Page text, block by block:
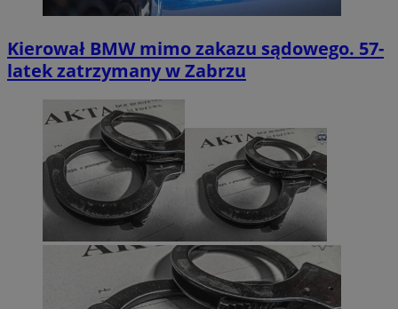
Kierował BMW mimo zakazu sądowego. 57-
latek zatrzymany w Zabrzu